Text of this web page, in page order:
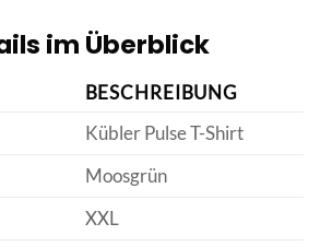
im Überblick
BESCHREIBUNG
Kübler Pulse T-Shirt
Moosgrün
XXL